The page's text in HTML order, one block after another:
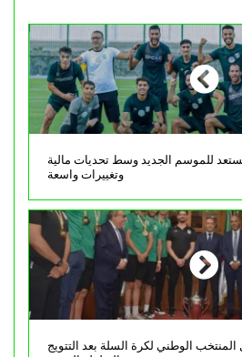
للموسم الجديد وسط تحديات مالية
وتغييرات واسعة
الوطني لكرة السلة بعد التتويج